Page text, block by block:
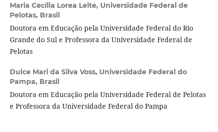
Maria Cecília Lorea Leite, Universidade Federal de
Pelotas, Brasil
Doutora em Educação pela Universidade Federal do Rio
Grande do Sul e Professora da Universidade Federal de
Pelotas
Dulce Mari da Silva Voss, Universidade Federal do
Pampa, Brasil
Doutora em Educação pela Universidade Federal de Pelotas
e Professora da Universidade Federal do Pampa